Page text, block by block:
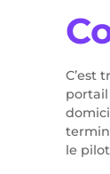
C’est
portail
le